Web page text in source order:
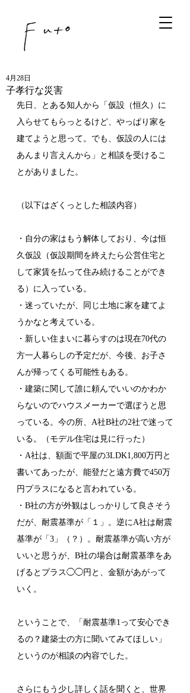
子孝行な災害
4月28日
先日、とある知人から「仮設（恒久）に
入らせてもらっとるけど、やっぱり家を
建てようと思って。でも、仮設の人には
あんまり言えんから」と相談を受けるこ
とがありました。
（以下はざくっとした相談内容）
・自分の家はもう解体しており、今は恒
久仮設（仮設期間を終えたら公営住宅と
して家賃を払って住み続けることができ
る）に入っている。
・迷っていたが、同じ土地に家を建てよ
うかなと考えている。
・新しい住まいに暮らすのは現在70代の
方一人暮らしの予定だが、今後、お子さ
んが帰ってくる可能性もある。
・建築に関して誰に頼んでいいのかわか
らないのでハウスメーカーで選ぼうと思
っている。今の所、A社B社の2社で迷って
いる。（モデル住宅は見に行った）
・A社は、額面で平屋の3LDK1,800万円と
書いてあったが、能登だと遠方費で450万
円プラスになると言われている。
・B社の方が外観はしっかりして良さそう
だが、耐震基準が「１」。逆にA社は耐震
基準が「3」（？）。耐震基準が高い方が
いいと思うが、B社の場合は耐震基準をあ
げるとプラス◯◯円と、金額があがって
いく。
ということで、「耐震基準1って安心でき
るの？建築士の方に聞いてみてほしい」
というのが相談の内容でした。
さらにもう少し詳しく話を聞くと、世界